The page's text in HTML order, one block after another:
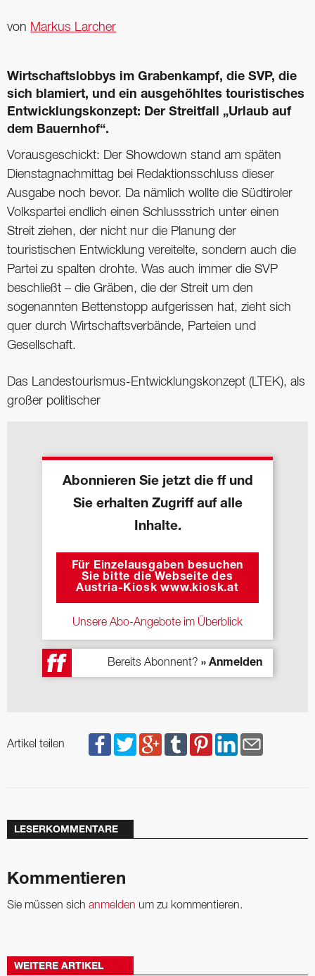
von Markus Larcher
Wirtschaftslobbys im Grabenkampf, die SVP, die
sich blamiert, und ein ausgehöhltes touristisches
Entwicklungskonzept: Der Streitfall „Urlaub auf
dem Bauernhof“.
Vorausgeschickt: Der Showdown stand am späten
Dienstagnachmittag bei Redaktionsschluss dieser
Ausgabe noch bevor. Da nämlich wollte die Südtiroler
Volkspartei endlich einen Schlussstrich unter einen
Streit ziehen, der nicht nur die Planung der
touristischen Entwicklung vereitelte, sondern auch die
Partei zu spalten drohte. Was auch immer die SVP
beschließt – die Gräben, die der Streit um den
sogenannten Bettenstopp aufgerissen hat, zieht sich
quer durch Wirtschaftsverbände, Parteien und
Gesellschaft.
Das Landestourismus-Entwicklungskonzept (LTEK), als
großer politischer
Abonnieren Sie jetzt die ff und
Sie erhalten Zugriff auf alle
Inhalte.
Für Einzelausgaben besuchen
Sie bitte die Webseite des
Austria-Kiosk www.kiosk.at
Unsere Abo-Angebote im Überblick
Bereits Abonnent? » Anmelden
Artikel teilen
LESERKOMMENTARE
Kommentieren
Sie müssen sich anmelden um zu kommentieren.
WEITERE ARTIKEL